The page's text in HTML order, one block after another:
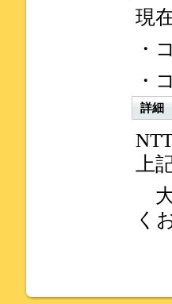
現
・
・
詳細
上
大
く